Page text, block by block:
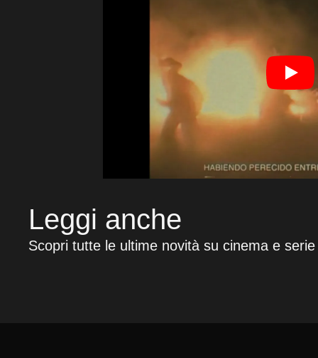
Leggi anche
Scopri tutte le ultime novità su cinema e serie